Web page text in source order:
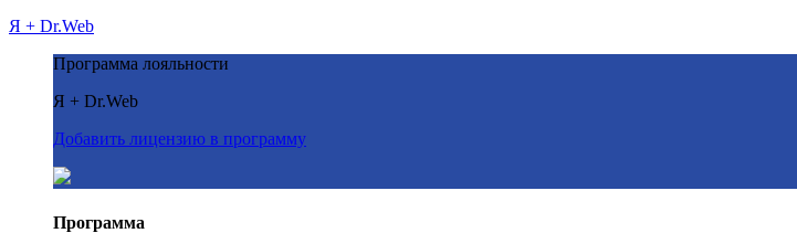
Я + Dr.Web
Программа лояльности
Я + Dr.Web
Добавить лицензию в программу
Программа